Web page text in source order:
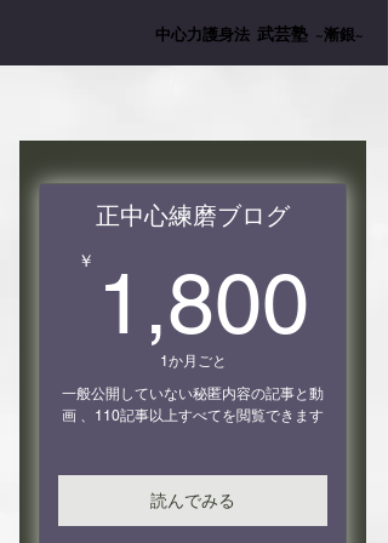
中心力護身法 武芸塾 ~漸銀~
正中心練磨ブログ
￥ 1,800
1か月ごと
一般公開していない秘匿内容の記事と動
画 、110記事以上すべてを閲覧できます
読んでみる